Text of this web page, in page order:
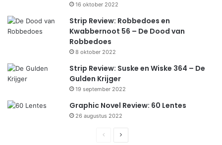
16 oktober 2022
Strip Review: Robbedoes en
Kwabbernoot 56 – De Dood van
Robbedoes
8 oktober 2022
Strip Review: Suske en Wiske 364 – De
Gulden Krijger
19 september 2022
Graphic Novel Review: 60 Lentes
26 augustus 2022
PreviousNext